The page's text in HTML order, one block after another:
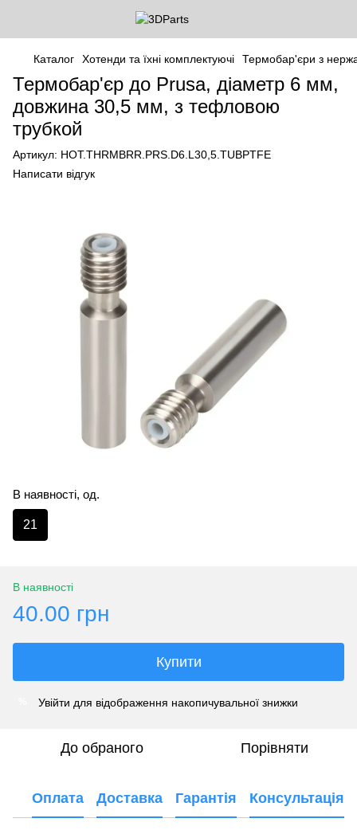
Каталог Хотенди та їхні комплектуючі Термобар'єри з
Термобар'єр до Prusa, діаметр 6 мм,
довжина 30,5 мм, з тефловою
трубкой
Артикул: HOT.THRMBRR.PRS.D6.L30,5.TUBPTFE
Написати відгук
В наявності, од.
21
В наявності
40.00 грн
Купити
Увійти для відображення накопичувальної знижки
До обраного Порівняти
Оплата Доставка Гарантія Консультація